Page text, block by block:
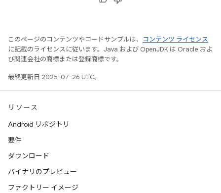
このページのコンテンツやコードサンプルは、
コンテンツ ライセンス
に記載のライセンスに従います。Java および OpenJDK は Oracle およ
び関連会社の商標または登録商標です。
最終更新日 2025-07-26 UTC。
リソース
Android リポジトリ
要件
ダウンロード
バイナリのプレビュー
ファクトリー イメージ